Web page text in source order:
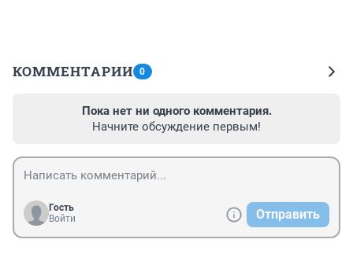
КОММЕНТАРИИ 0
Пока нет ни одного комментария.
Начните обсуждение первым!
Гость
Войти
Отправить